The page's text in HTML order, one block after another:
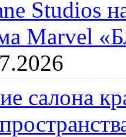
Studios
Marvel
салона